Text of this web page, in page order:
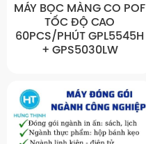
MÁY BỌC MÀNG CO POF
TỐC ĐỘ CAO
60PCS/PHÚT GPL5545H
+ GPS5030LW